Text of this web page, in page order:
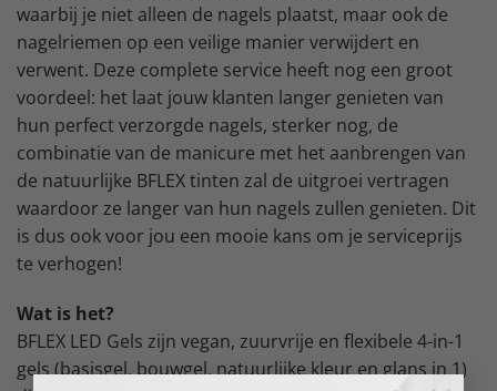
waarbij je niet alleen de nagels plaatst, maar ook de
nagelriemen op een veilige manier verwijdert en
verwent. Deze complete service heeft nog een groot
voordeel: het laat jouw klanten langer genieten van
hun perfect verzorgde nagels, sterker nog, de
combinatie van de manicure met het aanbrengen van
de natuurlijke BFLEX tinten zal de uitgroei vertragen
waardoor ze langer van hun nagels zullen genieten. Dit
is dus ook voor jou een mooie kans om je serviceprijs
te verhogen!
Wat is het?
BFLEX LED Gels zijn vegan, zuurvrije en flexibele 4-in-1
gels (basisgel, bouwgel, natuurlijke kleur en glans in 1)